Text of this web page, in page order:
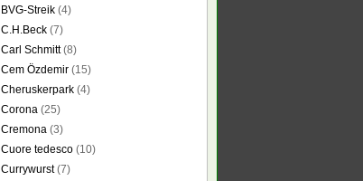
BVG-Streik (4)
C.H.Beck (7)
Carl Schmitt(8)
Cem Özdemir (15)
Cheruskerpark (4)
Corona (25)
Cremona (3)
Cuore tedesco (10)
Currywurst(7)